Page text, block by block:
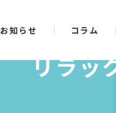
お知らせ コラム
リラッ